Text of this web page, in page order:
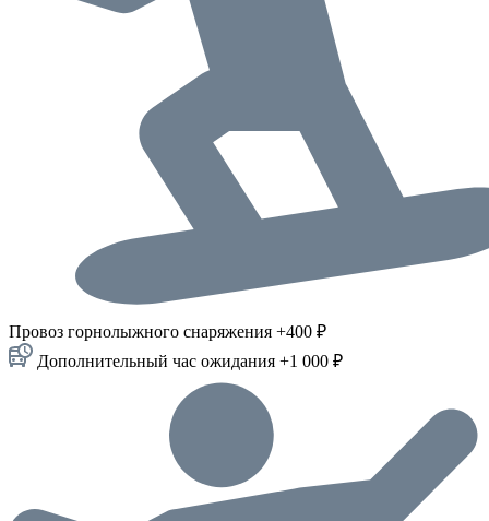
Провоз горнолыжного снаряжения +400 ₽
Дополнительный час ожидания +1 000 ₽